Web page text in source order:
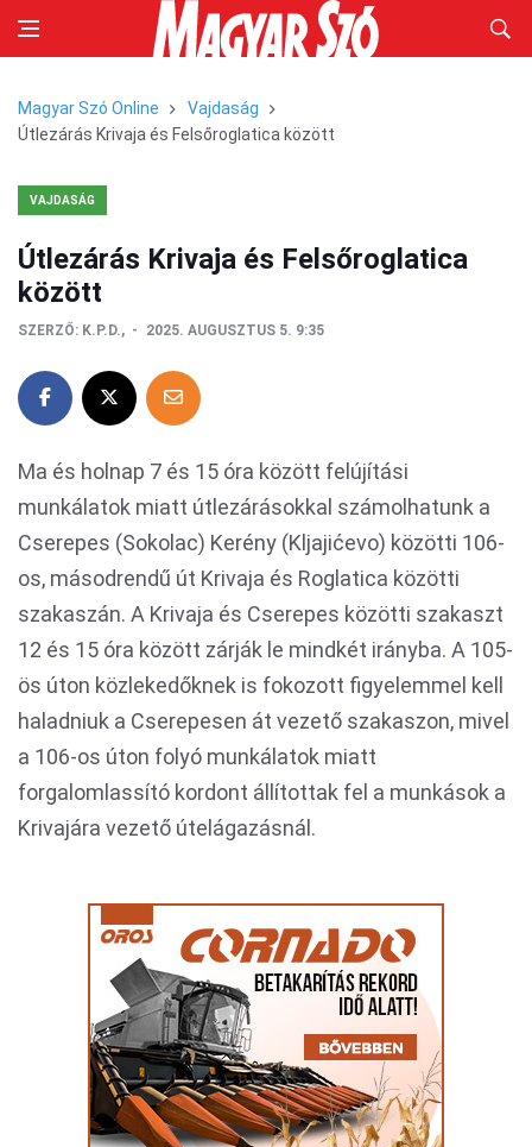
Magyar Szó Online
Vajdaság
Útlezárás Krivaja és Felsőroglatica között
VAJDASÁG
Útlezárás Krivaja és Felsőroglatica
között
SZERZŐ: K.P.D., 2025. AUGUSZTUS 5. 9:35
Ma és holnap 7 és 15 óra között felújítási
munkálatok miatt útlezárásokkal számolhatunk a
Cserepes (Sokolac) Kerény (Kljajićevo) közötti 106-
os, másodrendű út Krivaja és Roglatica közötti
szakaszán. A Krivaja és Cserepes közötti szakaszt
12 és 15 óra között zárják le mindkét irányba. A 105-
ös úton közlekedőknek is fokozott figyelemmel kell
haladniuk a Cserepesen át vezető szakaszon, mivel
a 106-os úton folyó munkálatok miatt
forgalomlassító kordont állítottak fel a munkások a
Krivajára vezető útelágazásnál.